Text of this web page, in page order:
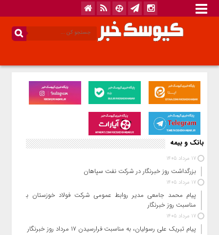
بانک و بیمه
17 مرداد 1405
بزرگداشت روز خبرنگار در شرکت نفت سپاهان
17 مرداد 1405
پیام محمد جامعی مدیر روابط عمومی شرکت فولاد خوزستان به
مناسبت روز خبرنگار
17 مرداد 1405
پیام تبریک علی رسولیان، به مناسبت فرارسیدن ۱۷ مرداد روز خبرنگار